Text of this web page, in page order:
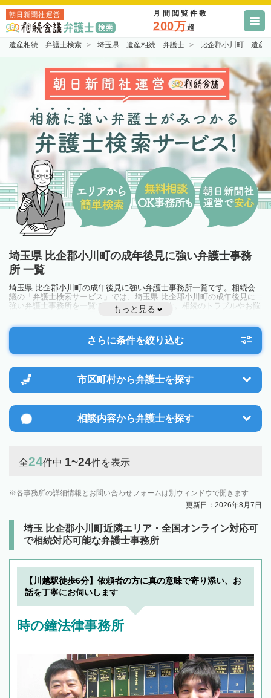
朝日新聞社運営 月間閲覧件数
200万超
遺産相続 弁護士検索 埼玉県 遺産相続 弁護士 比企郡小川町 遺産
埼玉県 比企郡小川町の成年後見に強い弁護士事務
所 一覧
埼玉県 比企郡小川町の成年後見に強い弁護士事務所一覧です。相続会
議の「弁護士検索サービス」では、埼玉県 比企郡小川町の成年後見に
強い弁護士事務所を一覧で見ることが出来ます。相続のトラブルやお悩
みを抱えている方は一度近隣の弁護士に相談してみましょう。
もっと見る
さらに条件を絞り込む
市区町村から弁護士を探す
相談内容から弁護士を探す
全24件中 1~24件を表示
各事務所の詳細情報とお問い合わせフォームは別ウィンドウで開きます
更新日：2026年8月7日
埼玉 比企郡小川町近隣エリア・全国オンライン対応可
で相続対応可能な弁護士事務所
【川越駅徒歩6分】依頼者の方に真の意味で寄り添い、お
話を丁寧にお伺いします
時の鐘法律事務所